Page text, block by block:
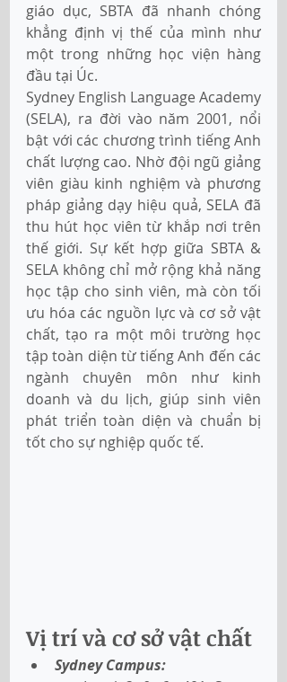
giáo dục, SBTA đã nhanh chóng
khẳng định vị thế của mình như
một trong những học viện hàng
đầu tại Úc.
Sydney English Language Academy
(SELA), ra đời vào năm 2001, nổi
bật với các chương trình tiếng Anh
chất lượng cao. Nhờ đội ngũ giảng
viên giàu kinh nghiệm và phương
pháp giảng dạy hiệu quả, SELA đã
thu hút học viên từ khắp nơi trên
thế giới. Sự kết hợp giữa SBTA &
SELA không chỉ mở rộng khả năng
học tập cho sinh viên, mà còn tối
ưu hóa các nguồn lực và cơ sở vật
chất, tạo ra một môi trường học
tập toàn diện từ tiếng Anh đến các
ngành chuyên môn như kinh
doanh và du lịch, giúp sinh viên
phát triển toàn diện và chuẩn bị
tốt cho sự nghiệp quốc tế.
Vị trí và cơ sở vật chất
Sydney Campus: